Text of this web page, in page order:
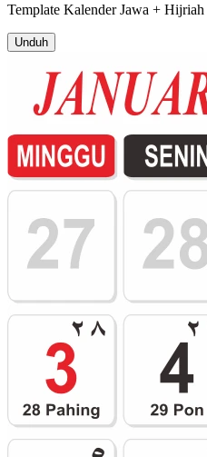
Template Kalender Jawa + Hijriah
Unduh